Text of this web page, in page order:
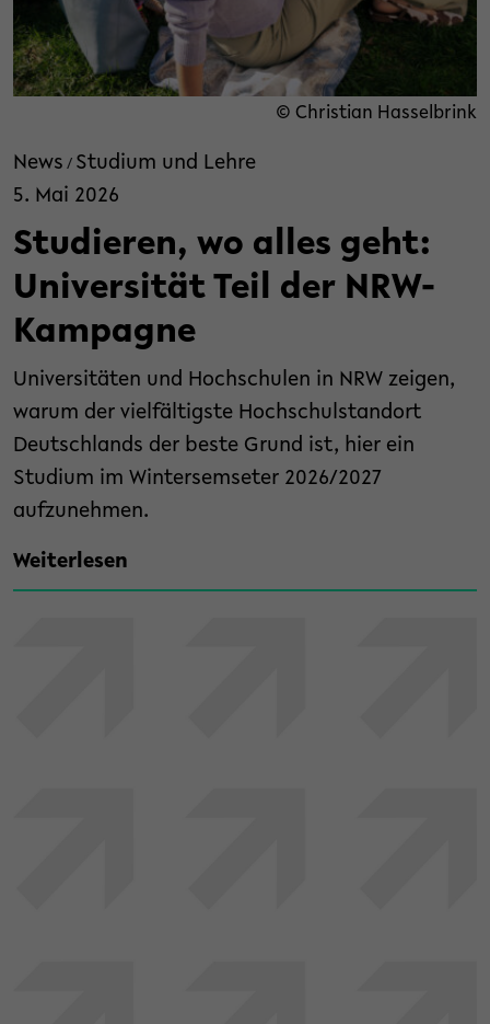
© Christian Hasselbrink
News / Studium und Lehre
5. Mai 2026
Studieren, wo alles geht:
Universität Teil der NRW-
Kampagne
Universitäten und Hochschulen in NRW zeigen,
warum der vielfältigste Hochschulstandort
Deutschlands der beste Grund ist, hier ein
Studium im Wintersemseter 2026/2027
aufzunehmen.
Weiterlesen